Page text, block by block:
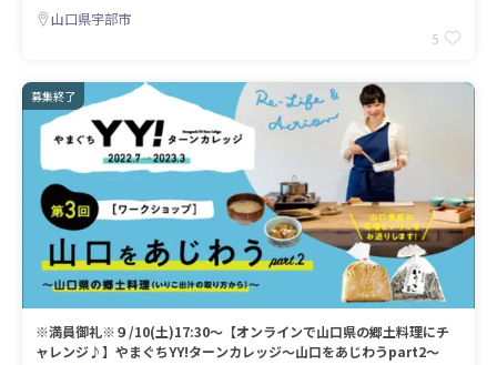
山口県宇部市
5
募集終了
※満員御礼※９/10(土)17:30～【オンラインで山口県の郷土料理にチ
ャレンジ♪】やまぐちYY!ターンカレッジ～山口をあじわうpart2～